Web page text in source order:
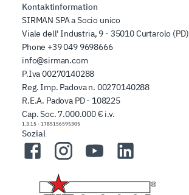
Kontaktinformation
SIRMAN SPA a Socio unico
Viale dell' Industria, 9 - 35010 Curtarolo (PD)
Phone +39 049 9698666
info@sirman.com
P.Iva 00270140288
Reg. Imp. Padova n. 00270140288
R.E.A. Padova PD - 108225
Cap. Soc. 7.000.000 € i.v.
1.3.15 - 1785156595305
Sozial
FacebookInstagramYouTubeLinkedIn